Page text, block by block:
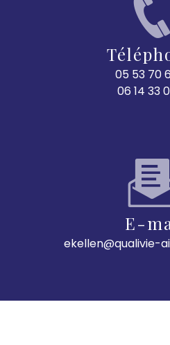
05 53 70
06 14 33
E-
ekellen@qualivie-